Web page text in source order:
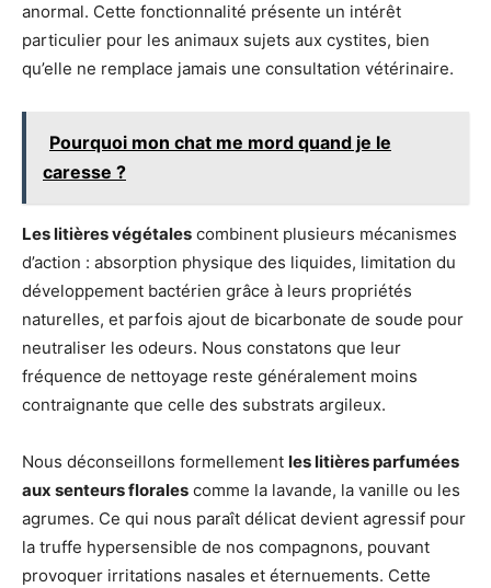
anormal. Cette fonctionnalité présente un intérêt
particulier pour les animaux sujets aux cystites, bien
qu’elle ne remplace jamais une consultation vétérinaire.
Pourquoi mon chat me mord quand je le
caresse ?
Les litières végétales combinent plusieurs mécanismes
d’action : absorption physique des liquides, limitation du
développement bactérien grâce à leurs propriétés
naturelles, et parfois ajout de bicarbonate de soude pour
neutraliser les odeurs. Nous constatons que leur
fréquence de nettoyage reste généralement moins
contraignante que celle des substrats argileux.
Nous déconseillons formellement les litières parfumées
aux senteurs florales comme la lavande, la vanille ou les
agrumes. Ce qui nous paraît délicat devient agressif pour
la truffe hypersensible de nos compagnons, pouvant
provoquer irritations nasales et éternuements. Cette